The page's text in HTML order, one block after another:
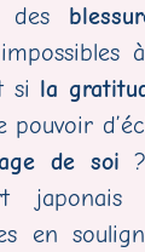
des
à
si la
pouvoir
de soi
japonais
en